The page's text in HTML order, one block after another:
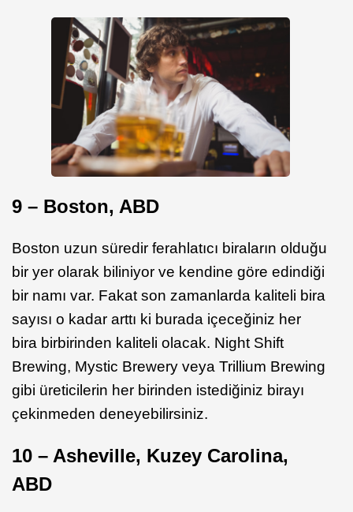
9 – Boston, ABD
Boston uzun süredir ferahlatıcı biraların olduğu
bir yer olarak biliniyor ve kendine göre edindiği
bir namı var. Fakat son zamanlarda kaliteli bira
sayısı o kadar arttı ki burada içeceğiniz her
bira birbirinden kaliteli olacak. Night Shift
Brewing, Mystic Brewery veya Trillium Brewing
gibi üreticilerin her birinden istediğiniz birayı
çekinmeden deneyebilirsiniz.
10 – Asheville, Kuzey Carolina,
ABD